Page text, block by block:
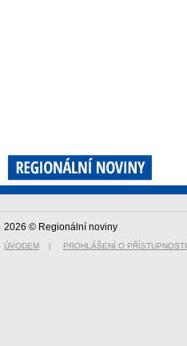
2026 © Regionální noviny
ÚVODEM | PROHLÁŠENÍ O PŘÍSTUPNOSTI